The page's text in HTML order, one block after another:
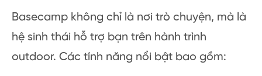
Basecamp không chỉ là nơi trò chuyện, mà là
hệ sinh thái hỗ trợ bạn trên hành trình
outdoor. Các tính năng nổi bật bao gồm: